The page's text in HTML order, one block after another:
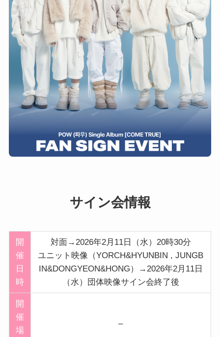
サイン会情報
開
催
日
時
対面→2026年2月11日（水）20時30分
ユニット映像（YORCH&HYUNBIN , JUNGB
IN&DONGYEON&HONG）→2026年2月11日
（水）団体映像サイン会終了後
開
催
場
–